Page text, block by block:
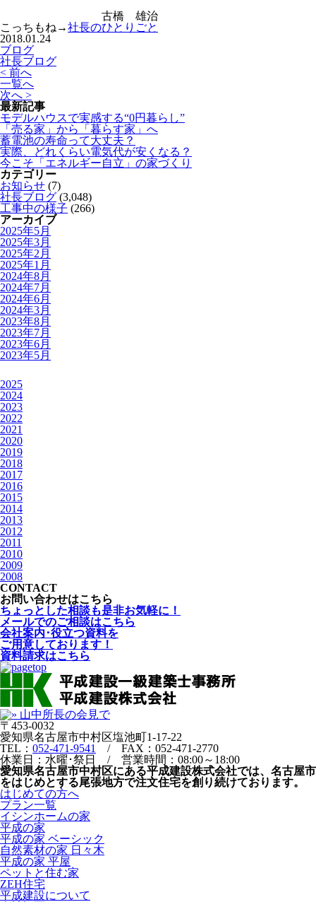
古橋 雄治
こっちもね→社長のひとりごと
2018.01.24
ブログ
社長ブログ
< 前へ
一覧へ
次へ >
最新記事
モデルハウスで実感する“0円暮らし”
「売る家」から「暮らす家」へ
蓄電池の寿命って大丈夫？
実際、どれくらい電気代が安くなる？
今こそ「エネルギー自立」の家づくり
カテゴリー
お知らせ (7)
社長ブログ (3,048)
工事中の様子 (266)
アーカイブ
2025年5月
2025年3月
2025年2月
2025年1月
2024年8月
2024年7月
2024年6月
2024年3月
2023年8月
2023年7月
2023年6月
2023年5月
2025
2024
2023
2022
2021
2020
2019
2018
2017
2016
2015
2014
2013
2012
2011
2010
2009
2008
CONTACT
お問い合わせはこちら
ちょっとした相談も是非お気軽に！
メールでのご相談はこちら
会社案内･役立つ資料を
ご用意しております！
資料請求はこちら
〒453-0032
愛知県名古屋市中村区塩池町1-17-22
TEL： 052-471-9541
/ FAX：052-471-2770
休業日：水曜･祭日 / 営業時間：08:00～18:00
愛知県名古屋市中村区にある平成建設株式会社では、名古屋市
をはじめとする尾張地方で注文住宅を創り続けております。
はじめての方へ
プラン一覧
イシンホームの家
平成の家
平成の家 ベーシック
自然素材の家 日々木
平成の家 平屋
ペットと住む家
ZEH住宅
平成建設について